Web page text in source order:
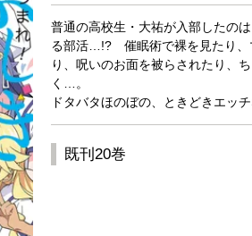
普通の高校生・大祐が入部したの
る部活…!? 催眠術で裸を見たり、
り、呪いのお面を被らされたり、
く…。
ドタバタほのぼの、ときどきエッ
既刊20巻